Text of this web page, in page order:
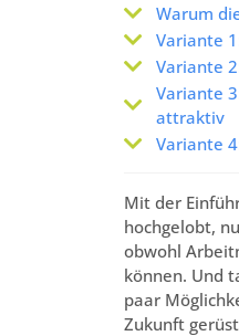
Warum
Variante
Variante
Variante
attraktiv
Variante
Mit der
hochgelobt,
obwohl
können. Und
paar
Zukunft